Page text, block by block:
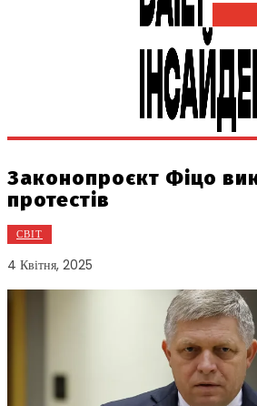
Законопроєкт Фіцо
протестів
СВІТ
4 Квітня, 2025